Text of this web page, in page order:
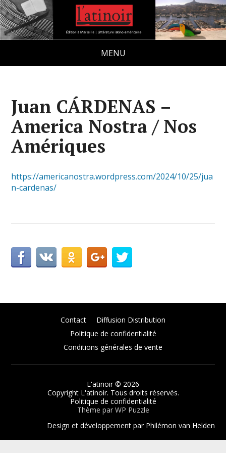
MENU
Juan CÁRDENAS –
America Nostra / Nos
Amériques
https://americanostra.wordpress.com/2024/10/25/jua
n-cardenas/
Contact
Diffusion Distribution
Politique de confidentialité
Conditions générales de vente
L'atinoir© 2026
Copyright L'atinoir. Tous droits réservés.
Politique de confidentialité
Thème par WP Puzzle
Design et développement par Philémon van Helden